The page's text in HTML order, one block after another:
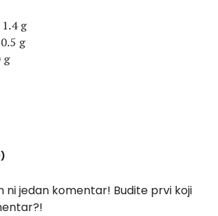
g
g
g
ni jedan komentar! Budite prvi koji